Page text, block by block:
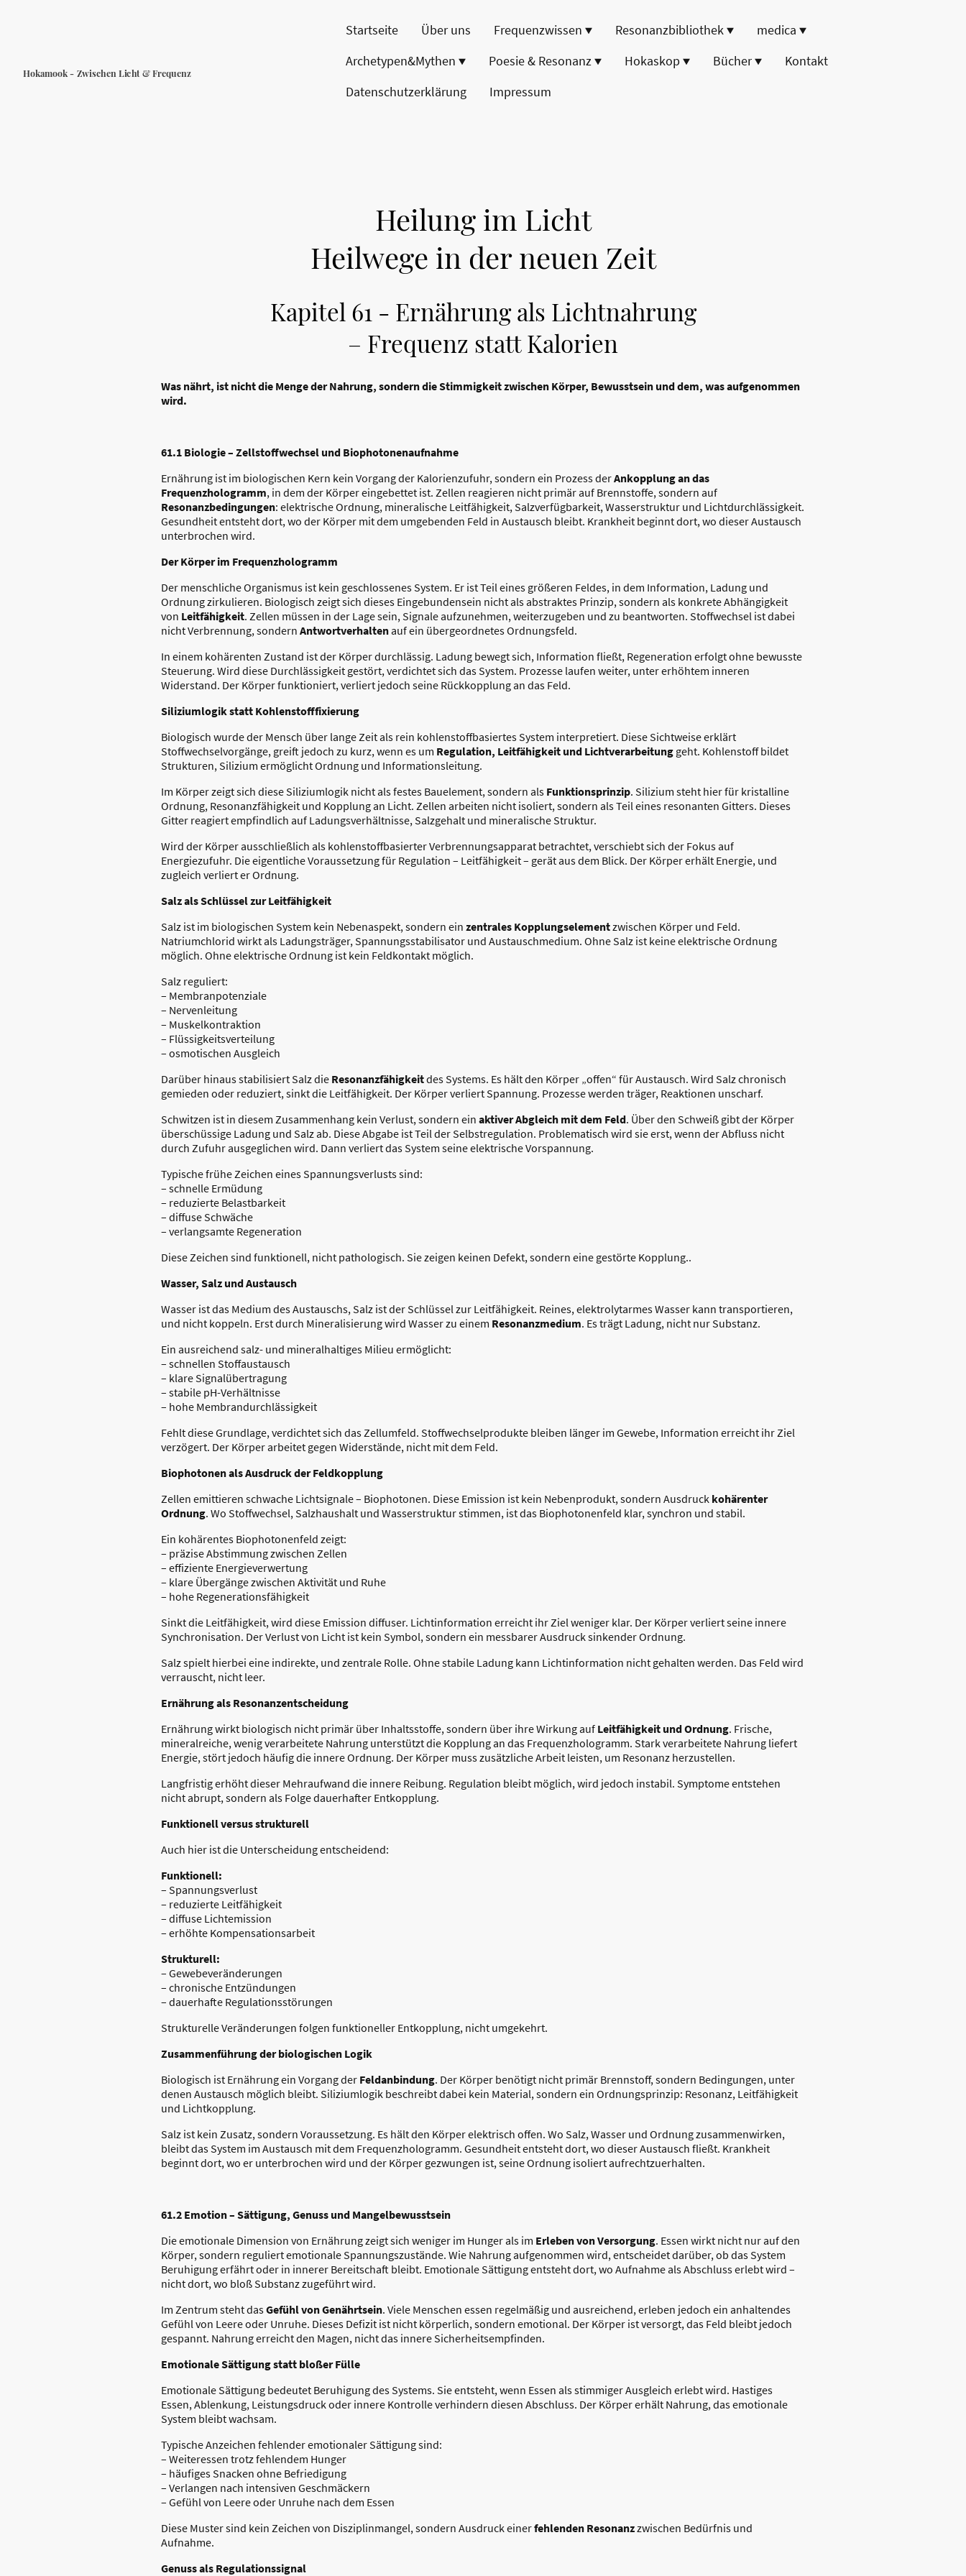
Hokamook - Zwischen Licht & Frequenz
Startseite Über uns Frequenzwissen Resonanzbibliothek
medica
Archetypen&Mythen
Poesie & Resonanz Hokaskop Bücher
Kontakt
Datenschutzerklärung
Impressum
Heilung im Licht
Heilwege in der neuen Zeit
Kapitel 61 - Ernährung als Lichtnahrung
– Frequenz statt Kalorien
Was nährt, ist nicht die Menge der Nahrung, sondern die Stimmigkeit zwischen Körper, Bewusstsein und dem, was aufgenommen
wird.
61.1 Biologie – Zellstoffwechsel und Biophotonenaufnahme
Ernährung ist im biologischen Kern kein Vorgang der Kalorienzufuhr, sondern ein Prozess derAnkopplung an das
Frequenzhologramm, in dem der Körper eingebettet ist. Zellen reagieren nicht primär auf Brennstoffe, sondern auf
Resonanzbedingungen: elektrische Ordnung, mineralische Leitfähigkeit, Salzverfügbarkeit, Wasserstruktur und Lichtdurchlässigkeit.
Gesundheit entsteht dort, wo der Körper mit dem umgebenden Feld in Austausch bleibt. Krankheit beginnt dort, wo dieser Austausch
unterbrochen wird.
Der Körper im Frequenzhologramm
Der menschliche Organismus ist kein geschlossenes System. Er ist Teil eines größeren Feldes, in dem Information, Ladung und
Ordnung zirkulieren. Biologisch zeigt sich dieses Eingebundensein nicht als abstraktes Prinzip, sondern als konkrete Abhängigkeit
von Leitfähigkeit. Zellen müssen in der Lage sein, Signale aufzunehmen, weiterzugeben und zu beantworten. Stoffwechsel ist dabei
nicht Verbrennung, sondern Antwortverhaltenauf ein übergeordnetes Ordnungsfeld.
In einem kohärenten Zustand ist der Körper durchlässig. Ladung bewegt sich, Information fließt, Regeneration erfolgt ohne bewusste
Steuerung. Wird diese Durchlässigkeit gestört, verdichtet sich das System. Prozesse laufen weiter, unter erhöhtem inneren
Widerstand. Der Körper funktioniert, verliert jedoch seine Rückkopplung an das Feld.
Siliziumlogik statt Kohlenstofffixierung
Biologisch wurde der Mensch über lange Zeit als rein kohlenstoffbasiertes System interpretiert. Diese Sichtweise erklärt
Stoffwechselvorgänge, greift jedoch zu kurz, wenn es um Regulation, Leitfähigkeit und Lichtverarbeitung geht. Kohlenstoff bildet
Strukturen, Silizium ermöglicht Ordnung und Informationsleitung.
Im Körper zeigt sich diese Siliziumlogik nicht als festes Bauelement, sondern als Funktionsprinzip. Silizium steht hier für kristalline
Ordnung, Resonanzfähigkeit und Kopplung an Licht. Zellen arbeiten nicht isoliert, sondern als Teil eines resonanten Gitters. Dieses
Gitter reagiert empfindlich auf Ladungsverhältnisse, Salzgehalt und mineralische Struktur.
Wird der Körper ausschließlich als kohlenstoffbasierter Verbrennungsapparat betrachtet, verschiebt sich der Fokus auf
Energiezufuhr. Die eigentliche Voraussetzung für Regulation – Leitfähigkeit – gerät aus dem Blick. Der Körper erhält Energie, und
zugleich verliert er Ordnung.
Salz als Schlüssel zur Leitfähigkeit
Salz ist im biologischen System kein Nebenaspekt, sondern ein zentrales Kopplungselementzwischen Körper und Feld.
Natriumchlorid wirkt als Ladungsträger, Spannungsstabilisator und Austauschmedium. Ohne Salz ist keine elektrische Ordnung
möglich. Ohne elektrische Ordnung ist kein Feldkontakt möglich.
Salz reguliert:
– Membranpotenziale
– Nervenleitung
– Muskelkontraktion
– Flüssigkeitsverteilung
– osmotischen Ausgleich
Darüber hinaus stabilisiert Salz die Resonanzfähigkeitdes Systems. Es hält den Körper „offen“ für Austausch. Wird Salz chronisch
gemieden oder reduziert, sinkt die Leitfähigkeit. Der Körper verliert Spannung. Prozesse werden träger, Reaktionen unscharf.
Schwitzen ist in diesem Zusammenhang kein Verlust, sondern ein aktiver Abgleich mit dem Feld. Über den Schweiß gibt der Körper
überschüssige Ladung und Salz ab. Diese Abgabe ist Teil der Selbstregulation. Problematisch wird sie erst, wenn der Abfluss nicht
durch Zufuhr ausgeglichen wird. Dann verliert das System seine elektrische Vorspannung.
Typische frühe Zeichen eines Spannungsverlusts sind:
– schnelle Ermüdung
– reduzierte Belastbarkeit
– diffuse Schwäche
– verlangsamte Regeneration
Diese Zeichen sind funktionell, nicht pathologisch. Sie zeigen keinen Defekt, sondern eine gestörte Kopplung..
Wasser, Salz und Austausch
Wasser ist das Medium des Austauschs, Salz ist der Schlüssel zur Leitfähigkeit. Reines, elektrolytarmes Wasser kann transportieren,
und nicht koppeln. Erst durch Mineralisierung wird Wasser zu einem Resonanzmedium. Es trägt Ladung, nicht nur Substanz.
Ein ausreichend salz- und mineralhaltiges Milieu ermöglicht:
– schnellen Stoffaustausch
– klare Signalübertragung
– stabile pH-Verhältnisse
– hohe Membrandurchlässigkeit
Fehlt diese Grundlage, verdichtet sich das Zellumfeld. Stoffwechselprodukte bleiben länger im Gewebe, Information erreicht ihr Ziel
verzögert. Der Körper arbeitet gegen Widerstände, nicht mit dem Feld.
Biophotonen als Ausdruck der Feldkopplung
Zellen emittieren schwache Lichtsignale – Biophotonen. Diese Emission ist kein Nebenprodukt, sondern Ausdruck kohärenter
Ordnung. Wo Stoffwechsel, Salzhaushalt und Wasserstruktur stimmen, ist das Biophotonenfeld klar, synchron und stabil.
Ein kohärentes Biophotonenfeld zeigt:
– präzise Abstimmung zwischen Zellen
– effiziente Energieverwertung
– klare Übergänge zwischen Aktivität und Ruhe
– hohe Regenerationsfähigkeit
Sinkt die Leitfähigkeit, wird diese Emission diffuser. Lichtinformation erreicht ihr Ziel weniger klar. Der Körper verliert seine innere
Synchronisation. Der Verlust von Licht ist kein Symbol, sondern ein messbarer Ausdruck sinkender Ordnung.
Salz spielt hierbei eine indirekte, und zentrale Rolle. Ohne stabile Ladung kann Lichtinformation nicht gehalten werden. Das Feld wird
verrauscht, nicht leer.
Ernährung als Resonanzentscheidung
Ernährung wirkt biologisch nicht primär über Inhaltsstoffe, sondern über ihre Wirkung auf Leitfähigkeit und Ordnung. Frische,
mineralreiche, wenig verarbeitete Nahrung unterstützt die Kopplung an das Frequenzhologramm. Stark verarbeitete Nahrung liefert
Energie, stört jedoch häufig die innere Ordnung. Der Körper muss zusätzliche Arbeit leisten, um Resonanz herzustellen.
Langfristig erhöht dieser Mehraufwand die innere Reibung. Regulation bleibt möglich, wird jedoch instabil. Symptome entstehen
nicht abrupt, sondern als Folge dauerhafter Entkopplung.
Funktionell versus strukturell
Auch hier ist die Unterscheidung entscheidend:
Funktionell:
– Spannungsverlust
– reduzierte Leitfähigkeit
– diffuse Lichtemission
– erhöhte Kompensationsarbeit
Strukturell:
– Gewebeveränderungen
– chronische Entzündungen
– dauerhafte Regulationsstörungen
Strukturelle Veränderungen folgen funktioneller Entkopplung, nicht umgekehrt.
Zusammenführung der biologischen Logik
Biologisch ist Ernährung ein Vorgang der Feldanbindung. Der Körper benötigt nicht primär Brennstoff, sondern Bedingungen, unter
denen Austausch möglich bleibt. Siliziumlogik beschreibt dabei kein Material, sondern ein Ordnungsprinzip: Resonanz, Leitfähigkeit
und Lichtkopplung.
Salz ist kein Zusatz, sondern Voraussetzung. Es hält den Körper elektrisch offen. Wo Salz, Wasser und Ordnung zusammenwirken,
bleibt das System im Austausch mit dem Frequenzhologramm. Gesundheit entsteht dort, wo dieser Austausch fließt. Krankheit
beginnt dort, wo er unterbrochen wird und der Körper gezwungen ist, seine Ordnung isoliert aufrechtzuerhalten.
61.2 Emotion – Sättigung, Genuss und Mangelbewusstsein
Die emotionale Dimension von Ernährung zeigt sich weniger im Hunger als im Erleben von Versorgung. Essen wirkt nicht nur auf den
Körper, sondern reguliert emotionale Spannungszustände. Wie Nahrung aufgenommen wird, entscheidet darüber, ob das System
Beruhigung erfährt oder in innerer Bereitschaft bleibt. Emotionale Sättigung entsteht dort, wo Aufnahme als Abschluss erlebt wird –
nicht dort, wo bloß Substanz zugeführt wird.
Im Zentrum steht dasGefühl von Genährtsein. Viele Menschen essen regelmäßig und ausreichend, erleben jedoch ein anhaltendes
Gefühl von Leere oder Unruhe. Dieses Defizit ist nicht körperlich, sondern emotional. Der Körper ist versorgt, das Feld bleibt jedoch
gespannt. Nahrung erreicht den Magen, nicht das innere Sicherheitsempfinden.
Emotionale Sättigung statt bloßer Fülle
Emotionale Sättigung bedeutet Beruhigung des Systems. Sie entsteht, wenn Essen als stimmiger Ausgleich erlebt wird. Hastiges
Essen, Ablenkung, Leistungsdruck oder innere Kontrolle verhindern diesen Abschluss. Der Körper erhält Nahrung, das emotionale
System bleibt wachsam.
Typische Anzeichen fehlender emotionaler Sättigung sind:
– Weiteressen trotz fehlendem Hunger
– häufiges Snacken ohne Befriedigung
– Verlangen nach intensiven Geschmäckern
– Gefühl von Leere oder Unruhe nach dem Essen
Diese Muster sind kein Zeichen von Disziplinmangel, sondern Ausdruck einerfehlenden Resonanzzwischen Bedürfnis und
Aufnahme.
Genuss als Regulationssignal